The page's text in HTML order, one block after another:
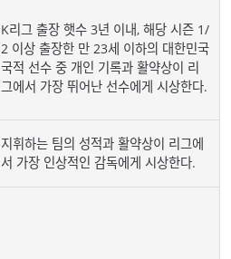
K리그 출장 햇수 3년 이내, 해당 시즌 1/
2 이상 출장한 만 23세 이하의 대한민국
국적 선수 중 개인 기록과 활약상이 리
그에서 가장 뛰어난 선수에게 시상한다.
지휘하는 팀의 성적과 활약상이 리그에
서 가장 인상적인 감독에게 시상한다.